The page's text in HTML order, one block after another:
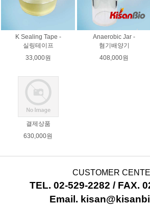
K Sealing Tape -
실링테이프
33,000원
Anaerobic Jar -
혐기배양기
408,000원
결제상품
630,000원
CUSTOMER
TEL. 02-529-2282 / FAX.
Email.